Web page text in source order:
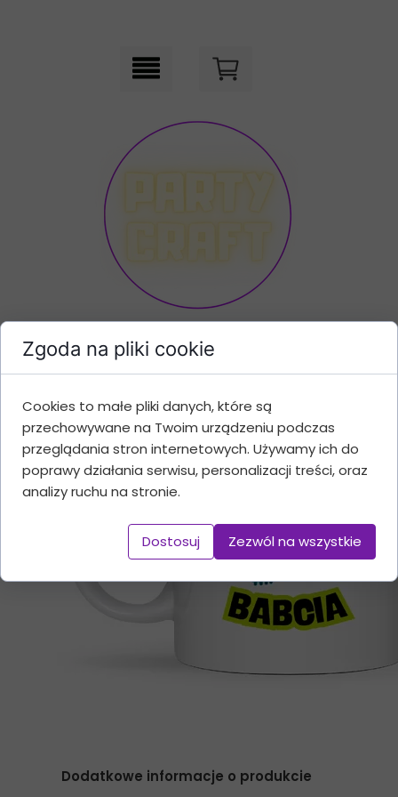
Dodatkowe informacje o produkcie
Zgoda na pliki cookie
Cookies to małe pliki danych, które są
przechowywane na Twoim urządzeniu podczas
przeglądania stron internetowych. Używamy ich do
poprawy działania serwisu, personalizacji treści, oraz
analizy ruchu na stronie.
Dostosuj Zezwól na wszystkie